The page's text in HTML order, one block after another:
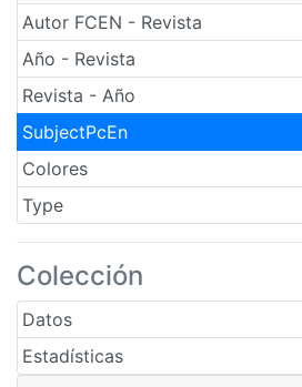
Autor FCEN - Revista
Año - Revista
Revista - Año
SubjectPcEn
Colores
Type
Colección
Datos
Estadísticas